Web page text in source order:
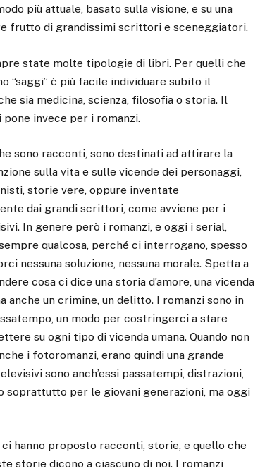
più attuale, basato sulla visione, e su una
frutto di grandissimi scrittori e sceneggiatori.
state molte tipologie di libri. Per quelli che
“saggi” è più facile individuare subito il
sia medicina, scienza, filosofia o storia. Il
pone invece per i romanzi.
sono racconti, sono destinati ad attirare la
sulla vita e sulle vicende dei personaggi,
storie vere, oppure inventate
dai grandi scrittori, come avviene per i
In genere però i romanzi, e oggi i serial,
qualcosa, perché ci interrogano, spesso
nessuna soluzione, nessuna morale. Spetta a
cosa ci dice una storia d’amore, una vicenda
anche un crimine, un delitto. I romanzi sono in
un modo per costringerci a stare
su ogni tipo di vicenda umana. Quando non
i fotoromanzi, erano quindi una grande
sono anch’essi passatempi, distrazioni,
per le giovani generazioni, ma oggi
hanno proposto racconti, storie, e quello che
storie dicono a ciascuno di noi. I romanzi